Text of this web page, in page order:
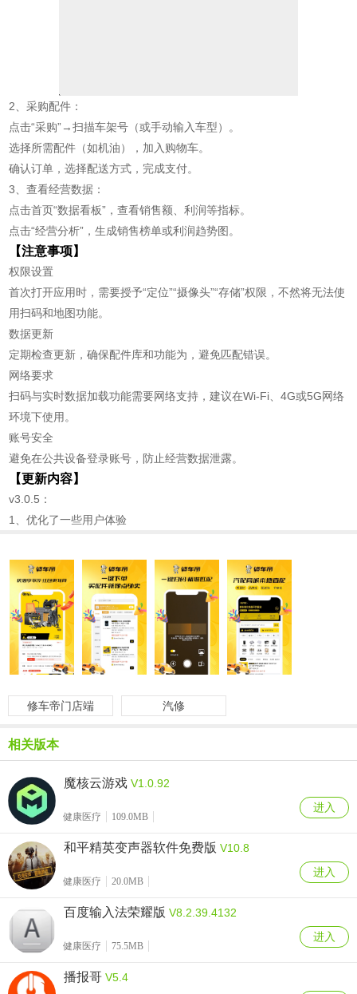
2、采购配件：
点击“采购”→扫描车架号（或手动输入车型）。
选择所需配件（如机油），加入购物车。
确认订单，选择配送方式，完成支付。
3、查看经营数据：
点击首页“数据看板”，查看销售额、利润等指标。
点击“经营分析”，生成销售榜单或利润趋势图。
【注意事项】
权限设置
首次打开应用时，需要授予“定位”“摄像头”“存储”权限，不然将无法使
用扫码和地图功能。
数据更新
定期检查更新，确保配件库和功能为，避免匹配错误。
网络要求
扫码与实时数据加载功能需要网络支持，建议在Wi-Fi、4G或5G网络
环境下使用。
账号安全
避免在公共设备登录账号，防止经营数据泄露。
【更新内容】
v3.0.5：
1、优化了一些用户体验
修车帝门店端 汽修
相关版本
魔核云游戏 V1.0.92
健康医疗 109.0MB
进入
和平精英变声器软件免费版 V10.8
健康医疗 20.0MB
进入
百度输入法荣耀版 V8.2.39.4132
健康医疗 75.5MB
进入
播报哥 V5.4